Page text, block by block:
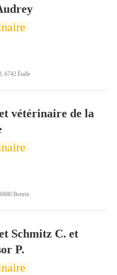
6742 Étalle
vétérinaire de la
Bertrix
Schmitz C. et
P.